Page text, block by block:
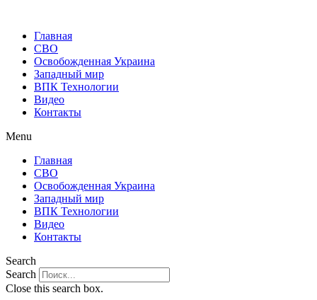
Главная
СВО
Освобожденная Украина
Западный мир
ВПК Технологии
Видео
Контакты
Menu
Главная
СВО
Освобожденная Украина
Западный мир
ВПК Технологии
Видео
Контакты
Search
Search
Close this search box.